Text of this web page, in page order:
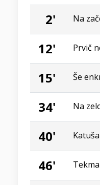
2' Na
12' Prvič
15' Še
34' Na
40'
46'